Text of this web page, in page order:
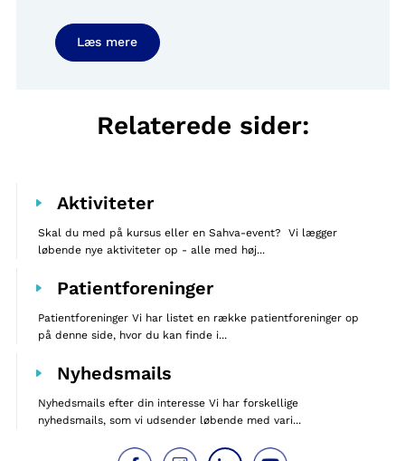
Læs mere
Relaterede sider:
Aktiviteter
Skal du med på kursus eller en Sahva-event? Vi lægger
løbende nye aktiviteter op - alle med høj...
Patientforeninger
Patientforeninger Vi har listet en række patientforeninger op
på denne side, hvor du kan finde i...
Nyhedsmails
Nyhedsmails efter din interesse Vi har forskellige
nyhedsmails, som vi udsender løbende med vari...